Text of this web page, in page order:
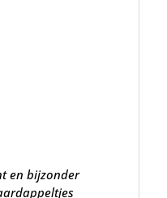
en bijzonder